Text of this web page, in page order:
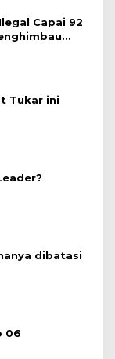
Capai 92
Tukar ini
dibatasi
06